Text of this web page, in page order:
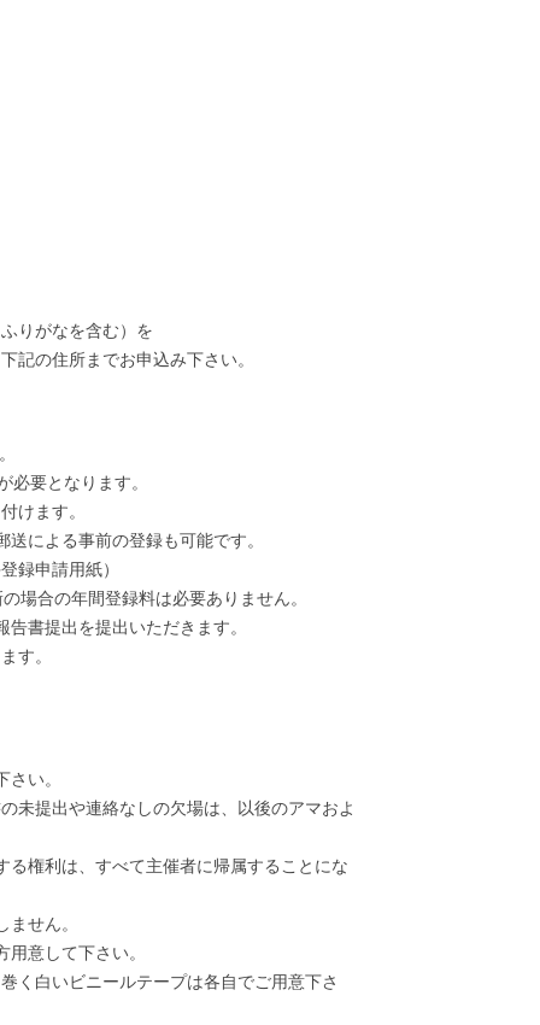
りがなを含む）を
記の住所までお申込み下さい。
要となります。
けます。
による事前の登録も可能です。
録申請用紙）
場合の年間登録料は必要ありません。
書提出を提出いただきます。
す。
い。
未提出や連絡なしの欠場は、以後のアマおよ
権利は、すべて主催者に帰属することにな
せん。
意して下さい。
く白いビニールテープは各自でご用意下さ